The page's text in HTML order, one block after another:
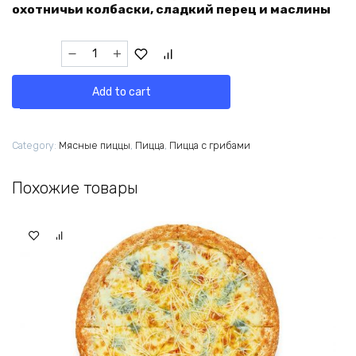
охотничьи колбаски, сладкий перец и маслины
Фирменная
30
quantity
Add to cart
Category: Мясные пиццы, Пицца, Пицца с грибами
Похожие товары